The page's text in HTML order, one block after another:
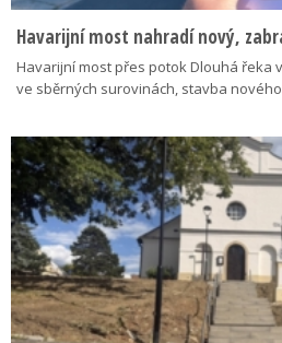
Havarijní most nahradí nový,
Havarijní most přes potok Dlouhá řeka
ve sběrných surovinách, stavba